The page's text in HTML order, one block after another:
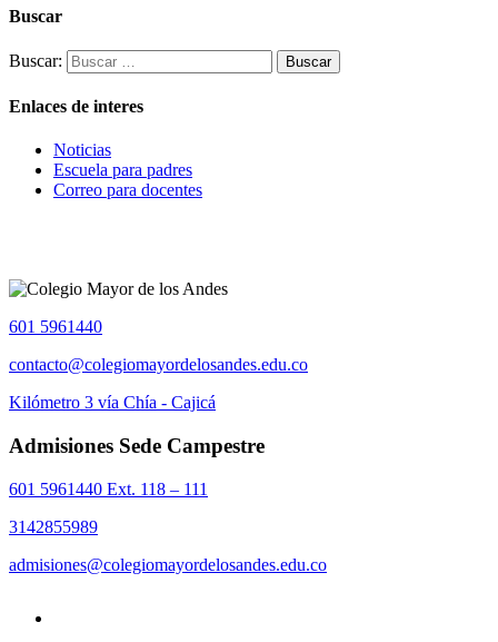
Buscar
Buscar:
Enlaces de interes
Noticias
Escuela para padres
Correo para docentes
601 5961440
contacto@colegiomayordelosandes.edu.co
Kilómetro 3 vía Chía - Cajicá
Admisiones Sede Campestre
601 5961440 Ext. 118 – 111
3142855989
admisiones@colegiomayordelosandes.edu.co